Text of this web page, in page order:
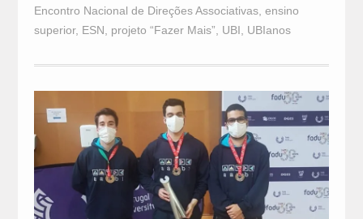
Encontro Nacional de Direções Associativas, ensino
superior, ESN projeto “Fazer Mais” UBI UBIanos